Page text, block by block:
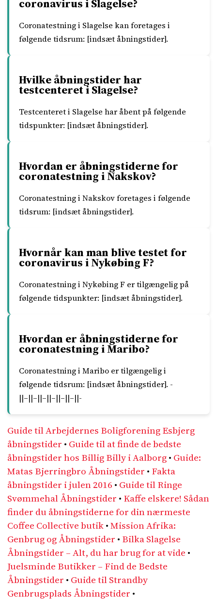
coronavirus i Slagelse?
Coronatestning i Slagelse kan foretages i
følgende tidsrum: [indsæt åbningstider].
Hvilke åbningstider har
testcenteret i Slagelse?
Testcenteret i Slagelse har åbent på følgende
tidspunkter: [indsæt åbningstider].
Hvordan er åbningstiderne for
coronatestning i Nakskov?
Coronatestning i Nakskov foretages i følgende
tidsrum: [indsæt åbningstider].
Hvornår kan man blive testet for
coronavirus i Nykøbing F?
Coronatestning i Nykøbing F er tilgængelig på
følgende tidspunkter: [indsæt åbningstider].
Hvordan er åbningstiderne for
coronatestning i Maribo?
Coronatestning i Maribo er tilgængelig i
følgende tidsrum: [indsæt åbningstider]. -
||–||–||–||–||–||–||-
Guide til Arbejdernes Boligforening Esbjerg
åbningstider • Guide til at finde de bedste
åbningstider hos Billig Billy i Aalborg• Guide:
Matas Bjerringbro Åbningstider • Fakta
åbningstider i julen 2016 • Guide til Ringe
Svømmehal Åbningstider • Kaffe elskere! Sådan
finder du åbningstiderne for din nærmeste
Coffee Collective butik•Mission Afrika:
Genbrug og Åbningstider • Bilka Slagelse
Åbningstider – Alt, du har brug for at vide •
Juelsminde Butikker – Find de Bedste
Åbningstider • Guide til Strandby
Genbrugsplads Åbningstider •